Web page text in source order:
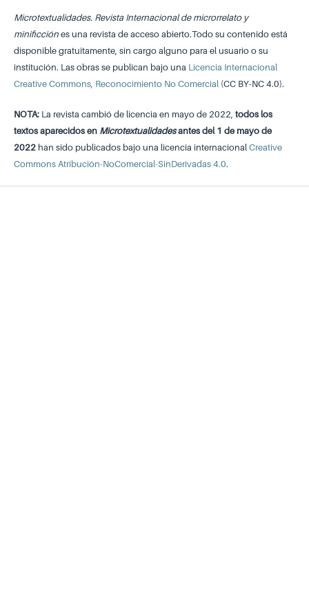
Microtextualidades. Revista Internacional de microrrelato y
minificciónes una revista de acceso abierto.Todo su contenido está
disponible gratuitamente, sin cargo alguno para el usuario o su
institución. Las obras se publican bajo una Licencia Internacional
Creative Commons, Reconocimiento No Comercial (CC BY-NC 4.0).
NOTA:La revista cambió de licencia en mayo de 2022, todos los
textos aparecidos en Microtextualidadesantes del 1 de mayo de
2022han sido publicados bajo una licencia internacional Creative
Commons Atribución-NoComercial-SinDerivadas 4.0.